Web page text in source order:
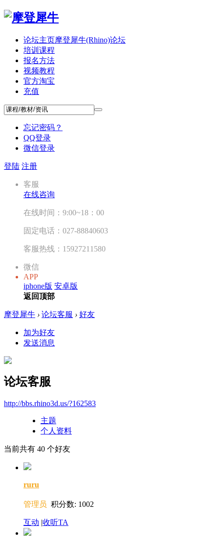
论坛主页摩登犀牛(Rhino)论坛
培训课程
报名方法
视频教程
官方淘宝
充值
忘记密码？
QQ登录
微信登录
登陆 注册
客服
在线咨询
在线时间：9:00~18：00
固定电话：027-88840603
客服热线：15927211580
微信
APP
iphone版 安卓版
返回顶部
摩登犀牛 › 论坛客服 › 好友
加为好友
发送消息
论坛客服
http://bbs.rhino3d.us/?162583
主题
个人资料
当前共有 40 个好友
ruru
管理员 积分数: 1002
互动 |收听TA